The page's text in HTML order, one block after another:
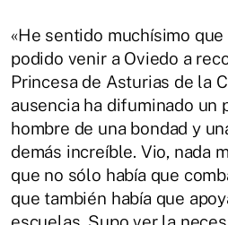
«He sentido muchísimo
podido venir a Oviedo a
Princesa de Asturias de la
ausencia ha difuminado un
hombre de una bondad y
demás increíble. Vio, nada
que no sólo había que
que también había que